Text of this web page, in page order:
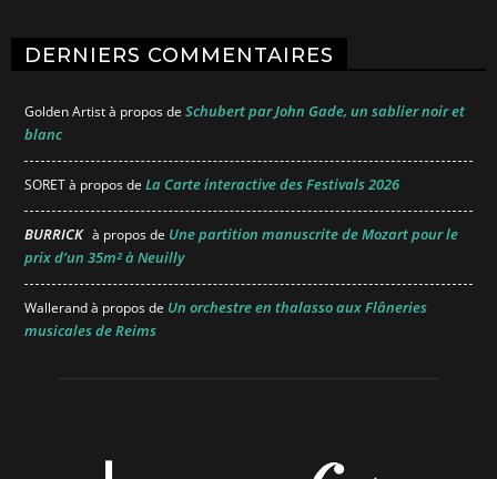
DERNIERS COMMENTAIRES
Golden Artistà propos de Schubert par John Gade, un sablier noir et
blanc
SORETà propos de La Carte interactive des Festivals 2026
BURRICK à propos de Une partition manuscrite de Mozart pour le
prix d’un 35m² à Neuilly
Wallerandà propos de Un orchestre en thalasso aux Flâneries
musicales de Reims